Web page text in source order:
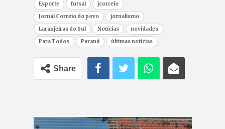
Esporte
futsal
jcorreio
Jornal Correio do povo
jornalismo
Laranjeiras do Sul
Notícias
novidades
Para Todos
Paraná últimas notícias
Share